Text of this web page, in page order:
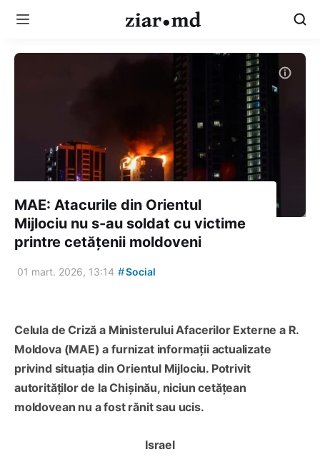
MAE: Atacurile din Orientul
Mijlociu nu s-au soldat cu victime
printre cetățenii moldoveni
01 mart. 2026, 13:14 #Social
Celula de Criză a Ministerului Afacerilor Externe a R.
Moldova (MAE) a furnizat informații actualizate
privind situația din Orientul Mijlociu. Potrivit
autorităților de la Chișinău, niciun cetățean
moldovean nu a fost rănit sau ucis.
Israel